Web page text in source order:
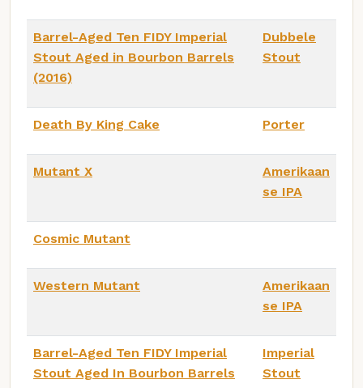
Barrel-Aged Ten FIDY Imperial
Stout Aged in Bourbon Barrels
(2016)
Dubbele
Stout
Death By King Cake Porter
Mutant X
Amerikaan
se IPA
Cosmic Mutant
Western Mutant
Amerikaan
se IPA
Barrel-Aged Ten FIDY Imperial
Stout Aged In Bourbon Barrels
Imperial
Stout